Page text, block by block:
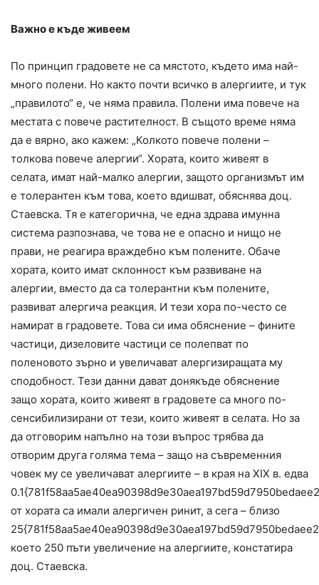
Важно е къде живеем
По принцип градовете не са мястото, където има най-
много полени. Но както почти всичко в алергиите, и тук
„правилото“ е, че няма правила. Полени има повече на
местата с повече растителност. В същото време няма
да е вярно, ако кажем: „Колкото повече полени –
толкова повече алергии“. Хората, които живеят в
селата, имат най-малко алергии, защото организмът им
е толерантен към това, което вдишват, обяснява доц.
Стаевска. Тя е категорична, че една здрава имунна
система разпознава, че това не е опасно и нищо не
прави, не реагира враждебно към полените. Обаче
хората, които имат склонност към развиване на
алергии, вместо да са толерантни към полените,
развиват алергича реакция. И тези хора по-често се
намират в градовете. Това си има обяснение – фините
частици, дизеловите частици се полепват по
поленовото зърно и увеличават алергизиращата му
сподобност. Тези данни дават донякъде обяснение
защо хората, които живеят в градовете са много по-
сенсибилизирани от тези, които живеят в селата. Но за
да отговорим напълно на този въпрос трябва да
отворим друга голяма тема – защо на съвременния
човек му се увеличават алергиите – в края на XIX в. едва
от хората са имали алергичен ринит, а сега – близо
което 250 пъти увеличение на алергиите, констатира
доц. Стаевска.